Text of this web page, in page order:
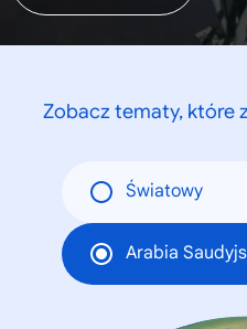
Zobacz tematy, które
Światowy
Arabia